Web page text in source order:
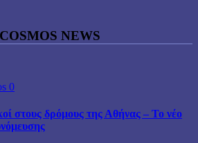
NEWS
0
στους δρόμους της Αθήνας – Το νέο